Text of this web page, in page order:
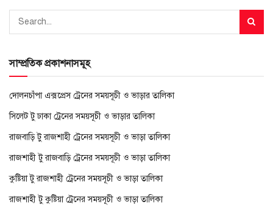
সাম্প্রতিক প্রকাশনাসমূহ
দোলনচাঁপা এক্সপ্রেস ট্রেনের সময়সূচী ও ভাড়ার তালিকা
সিলেট টু ঢাকা ট্রেনের সময়সূচী ও ভাড়ার তালিকা
রাজবাড়ি টু রাজশাহী ট্রেনের সময়সূচী ও ভাড়া তালিকা
রাজশাহী টু রাজবাড়ি ট্রেনের সময়সূচী ও ভাড়া তালিকা
কুষ্টিয়া টু রাজশাহী ট্রেনের সময়সূচী ও ভাড়া তালিকা
রাজশাহী টু কুষ্টিয়া ট্রেনের সময়সূচী ও ভাড়া তালিকা